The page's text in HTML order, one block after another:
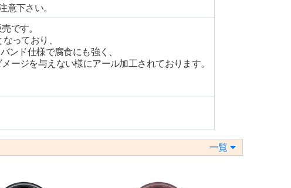
下さい。
です。
っており、
ンド仕様で腐食にも強く、
ージを与えない様にアール加工されております。
一覧